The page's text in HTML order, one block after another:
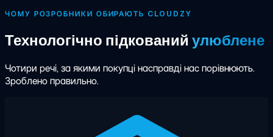
ЧОМУ РОЗРОБНИКИ ОБИРАЮТЬ CLOUDZY
Технологічно підкований улюблене
Чотири речі, за якими покупці насправді нас порівнюють.
Зроблено правильно.